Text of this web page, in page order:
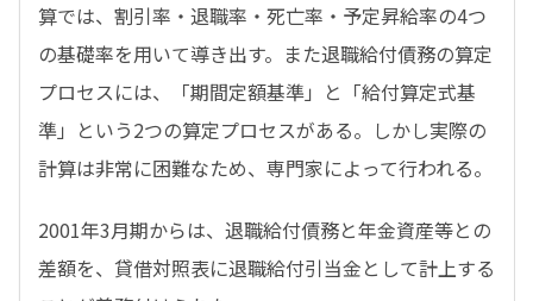
算では、割引率・退職率・死亡率・予定昇給率の4つ
の基礎率を用いて導き出す。また退職給付債務の算定
プロセスには、「期間定額基準」と「給付算定式基
準」という2つの算定プロセスがある。しかし実際の
計算は非常に困難なため、専門家によって行われる。
2001年3月期からは、退職給付債務と年金資産等との
差額を、貸借対照表に退職給付引当金として計上する